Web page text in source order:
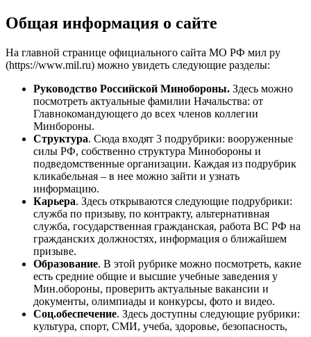
Общая информация о сайте
На главной странице официального сайта МО РФ мил ру
(https://www.mil.ru) можно увидеть следующие разделы:
Руководство Российской Минобороны. Здесь можно
посмотреть актуальные фамилии Начальства: от
Главнокомандующего до всех членов коллегии
Минбороны.
Структура. Сюда входят 3 подрубрики: вооруженные
силы РФ, собственно структура Минобороны и
подведомственные организации. Каждая из подрубрик
кликабельная – в нее можно зайти и узнать
информацию.
Карьера. Здесь открываются следующие подрубрики:
служба по призыву, по контракту, альтернативная
служба, государственная гражданская, работа ВС РФ на
гражданских должностях, информация о ближайшем
призыве.
Образование. В этой рубрике можно посмотреть, какие
есть средние общие и высшие учебные заведения у
Мин.обороны, проверить актуальные вакансии и
документы, олимпиады и конкурсы, фото и видео.
Соц.обеспечение. Здесь доступны следующие рубрики:
культура, спорт, СМИ, учеба, здоровье, безопасность,